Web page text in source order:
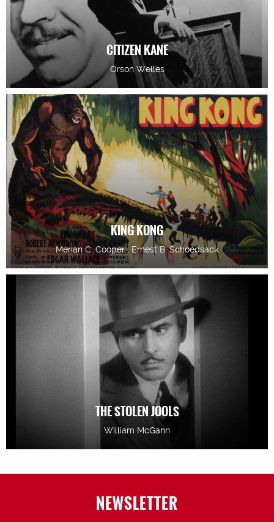
CITIZEN KANE
Orson Welles
KING KONG
Merian C. Cooper , Ernest B. Schoedsack
THE STOLEN JOOLS
William McGann
NEWSLETTER